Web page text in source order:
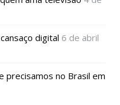
digital 6 de abril
precisamos no Brasil em